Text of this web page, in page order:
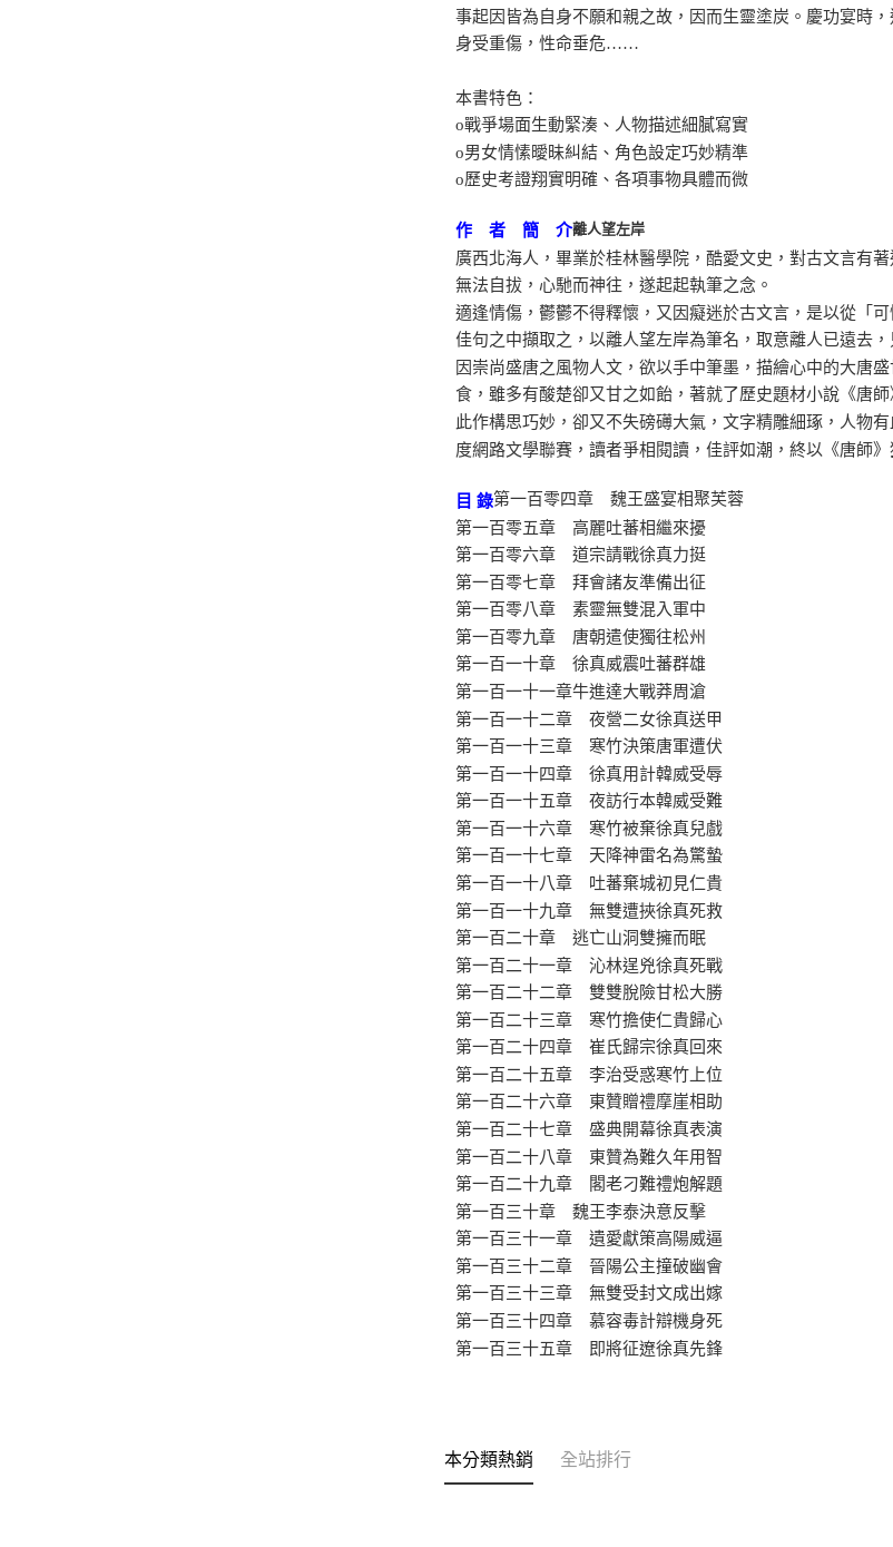
事起因皆為自身不願和親之故，因而生靈塗炭。慶功宴時
身受重傷，性命垂危……
本書特色：
o戰爭場面生動緊湊、人物描述細膩寫實
o男女情愫曖昧糾結、角色設定巧妙精準
o歷史考證翔實明確、各項事物具體而微
作 者 簡 介離人望左岸
廣西北海人，畢業於桂林醫學院，酷愛文史，對古文言有
無法自拔，心馳而神往，遂起起執筆之念。
適逢情傷，鬱鬱不得釋懷，又因癡迷於古文言，是以從「
佳句之中擷取之，以離人望左岸為筆名，取意離人已遠去，
因崇尚盛唐之風物人文，欲以手中筆墨，描繪心中的大唐
食，雖多有酸楚卻又甘之如飴，著就了歷史題材小說《唐師
此作構思巧妙，卻又不失磅礡大氣，文字精雕細琢，人物
度網路文學聯賽，讀者爭相閱讀，佳評如潮，終以《唐師
目 錄第一百零四章 魏王盛宴相聚芙蓉
第一百零五章 高麗吐蕃相繼來擾
第一百零六章 道宗請戰徐真力挺
第一百零七章 拜會諸友準備出征
第一百零八章 素靈無雙混入軍中
第一百零九章 唐朝遣使獨往松州
第一百一十章 徐真威震吐蕃群雄
第一百一十一章牛進達大戰莽周滄
第一百一十二章 夜營二女徐真送甲
第一百一十三章 寒竹決策唐軍遭伏
第一百一十四章 徐真用計韓威受辱
第一百一十五章 夜訪行本韓威受難
第一百一十六章 寒竹被棄徐真兒戲
第一百一十七章 天降神雷名為驚蟄
第一百一十八章 吐蕃棄城初見仁貴
第一百一十九章 無雙遭挾徐真死救
第一百二十章 逃亡山洞雙擁而眠
第一百二十一章 沁林逞兇徐真死戰
第一百二十二章 雙雙脫險甘松大勝
第一百二十三章 寒竹擔使仁貴歸心
第一百二十四章 崔氏歸宗徐真回來
第一百二十五章 李治受惑寒竹上位
第一百二十六章 東贊贈禮摩崖相助
第一百二十七章 盛典開幕徐真表演
第一百二十八章 東贊為難久年用智
第一百二十九章 閣老刁難禮炮解題
第一百三十章 魏王李泰決意反擊
第一百三十一章 遺愛獻策高陽威逼
第一百三十二章 晉陽公主撞破幽會
第一百三十三章 無雙受封文成出嫁
第一百三十四章 慕容毒計辯機身死
第一百三十五章 即將征遼徐真先鋒
本分類熱銷 全站排行